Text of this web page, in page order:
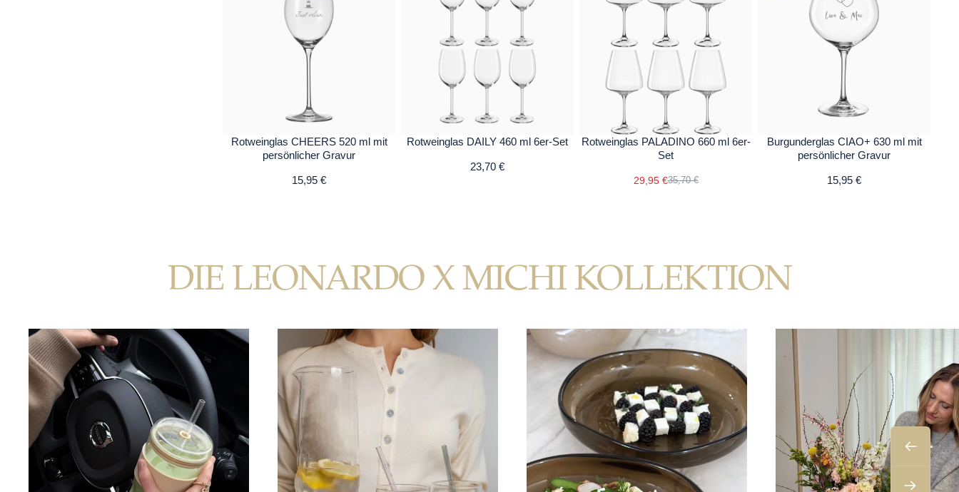
Rotweinglas CHEERS 520 ml mit
persönlicher Gravur
15,95 €
Rotweinglas DAILY 460 ml 6er-Set
23,70 €
Rotweinglas PALADINO 660 ml 6er-
Set
29,95 €35,70 €
Burgunderglas CIAO+ 630 ml mit
persönlicher Gravur
15,95 €
DIE LEONARDO X MICHI KOLLEKTION
Zurück